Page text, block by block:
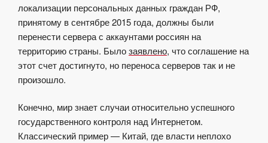
локализации персональных данных граждан РФ,
принятому в сентябре 2015 года, должны были
перенести сервера с аккаунтами россиян на
территорию страны. Былозаявлено, что соглашение на
этот счет достигнуто, но переноса серверов так и не
произошло.
Конечно, мир знает случаи относительно успешного
государственного контроля над Интернетом.
Классический пример — Китай, где власти неплохо